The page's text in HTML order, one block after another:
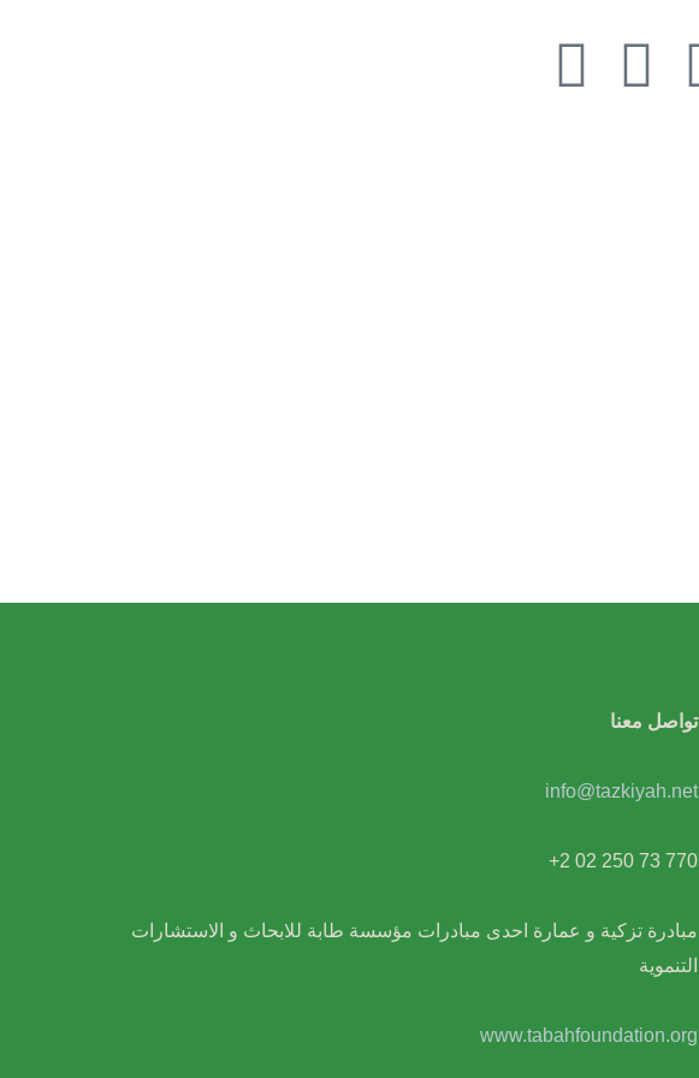
تواصل معنا
info@tazkiyah.net
+2 02 250 73 770
مبادرة تزكية و عمارة احدى مبادرات مؤسسة طابة للابحاث و الاستشارات
التنموية
www.tabahfoundation.org